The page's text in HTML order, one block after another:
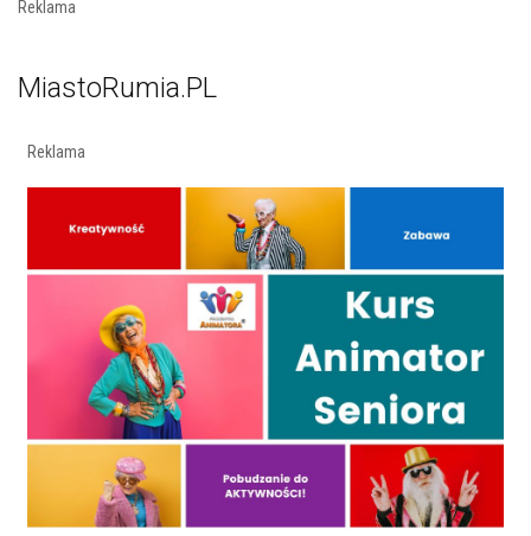
Reklama
MiastoRumia.PL
Reklama